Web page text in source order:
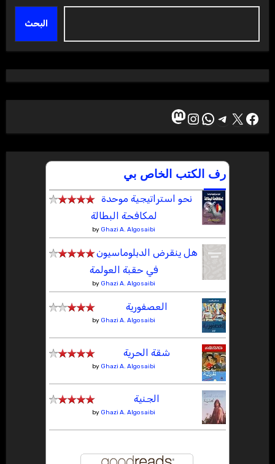
البحث
فيسبوك
إكستيليجرام
واتساب
إنستجرام
ماستودون
رف الكتب الخاص بي
نحو استراتيجية موحدة
لمكافحة البطالة
by Ghazi A. Algosaibi
هل ينقرض الدبلوماسيون
في حقبة العولمة
by Ghazi A. Algosaibi
العصفورية
by Ghazi A. Algosaibi
شقة الحرية
by Ghazi A. Algosaibi
الجنية
by Ghazi A. Algosaibi